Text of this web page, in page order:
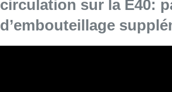
circulation sur la E40:
d’embouteillage